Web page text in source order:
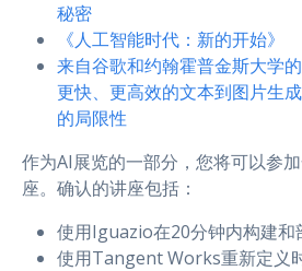
秘密
《人工智能时代：新的开始》
来自谷歌和约翰霍普金斯大学
更快、更高效的文本到图片生
的局限性
作为AI展览的一部分，您将可以参
座。确认的讲座包括：
使用Iguazio在20分钟内构建和
使用Tangent Works重新定义